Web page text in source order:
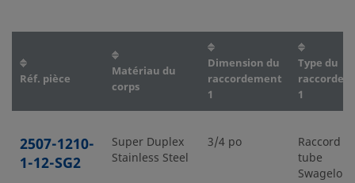
Réf. pièce
Matériau du
corps
Dimension du
raccordement
1
Type du
1
2507-1210-
1-12-SG2
Super Duplex
Stainless Steel
3/4 po
Raccord
tube